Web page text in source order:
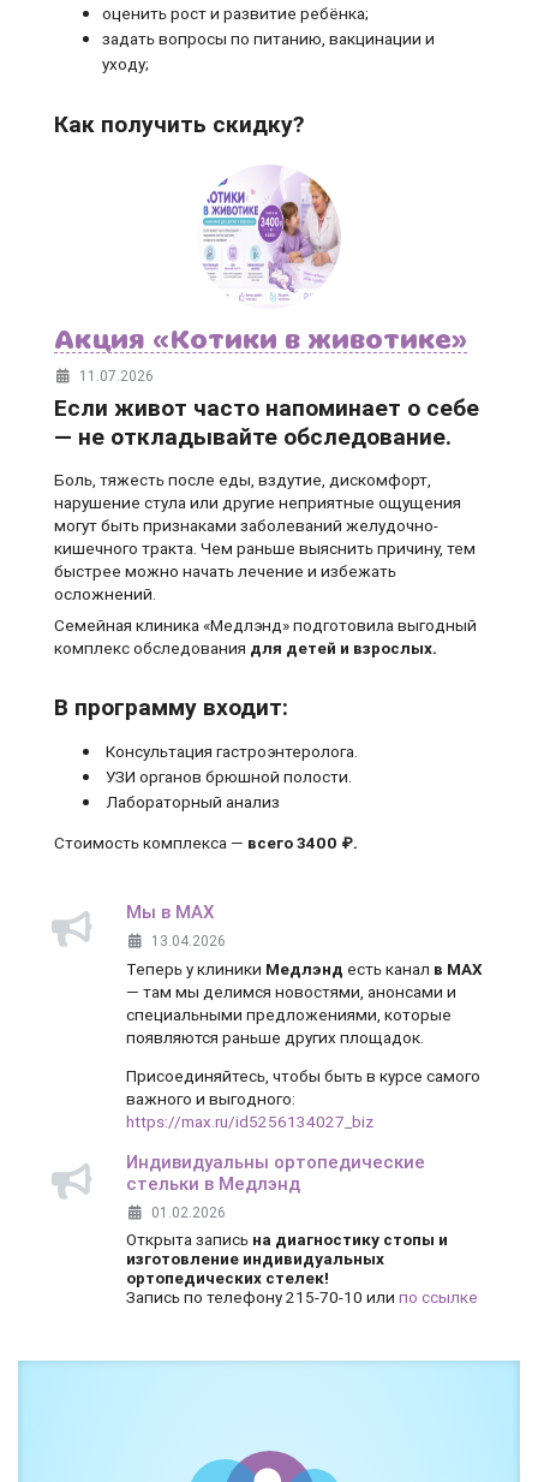
оценить рост и развитие ребёнка;
задать вопросы по питанию, вакцинации и
уходу;
Как получить скидку?
Акция «Котики в животике»
11.07.2026
Если живот часто напоминает о себе
— не откладывайте обследование.
Боль, тяжесть после еды, вздутие, дискомфорт,
нарушение стула или другие неприятные ощущения
могут быть признаками заболеваний желудочно-
кишечного тракта. Чем раньше выяснить причину, тем
быстрее можно начать лечение и избежать
осложнений.
Семейная клиника «Медлэнд» подготовила выгодный
комплекс обследования для детей и взрослых.
В программу входит:
Консультация гастроэнтеролога.
УЗИ органов брюшной полости.
Лабораторный анализ
Стоимость комплекса — всего 3400 ₽.
Мы в MAX
13.04.2026
Теперь у клиники Медлэнд есть канал в MAX
— там мы делимся новостями, анонсами и
специальными предложениями, которые
появляются раньше других площадок.
Присоединяйтесь, чтобы быть в курсе самого
важного и выгодного:
https://max.ru/id5256134027_biz
Индивидуальны ортопедические
стельки в Медлэнд
01.02.2026
Открыта запись на диагностику стопы и
изготовление индивидуальных
ортопедических стелек!
Запись по телефону 215-70-10 или по ссылке